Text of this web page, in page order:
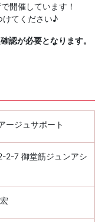
開催しています！
けてください♪
認が必要となります。
ージュサポート
2-7 御堂筋ジュンアシ